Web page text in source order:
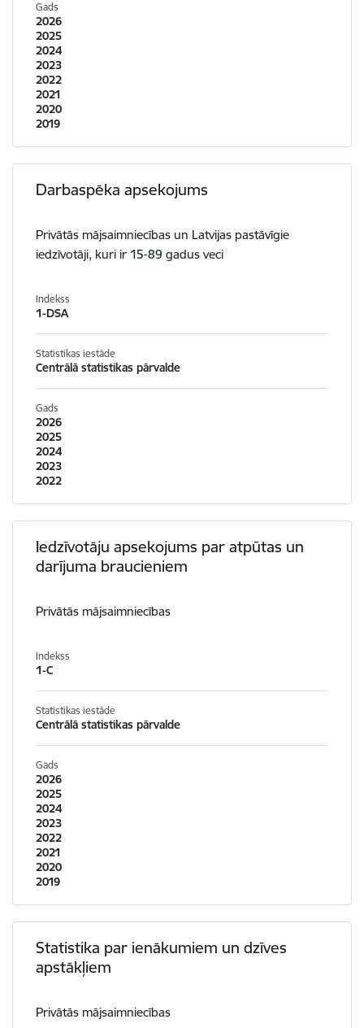
Gads
2026
2025
2024
2023
2022
2021
2020
2019
Darbaspēka apsekojums
Privātās mājsaimniecības un Latvijas pastāvīgie
iedzīvotāji, kuri ir 15-89 gadus veci
Indekss
1-DSA
Statistikas iestāde
Centrālā statistikas pārvalde
Gads
2026
2025
2024
2023
2022
Iedzīvotāju apsekojums par atpūtas un
darījuma braucieniem
Privātās mājsaimniecības
Indekss
1-C
Statistikas iestāde
Centrālā statistikas pārvalde
Gads
2026
2025
2024
2023
2022
2021
2020
2019
Statistika par ienākumiem un dzīves
apstākļiem
Privātās mājsaimniecības